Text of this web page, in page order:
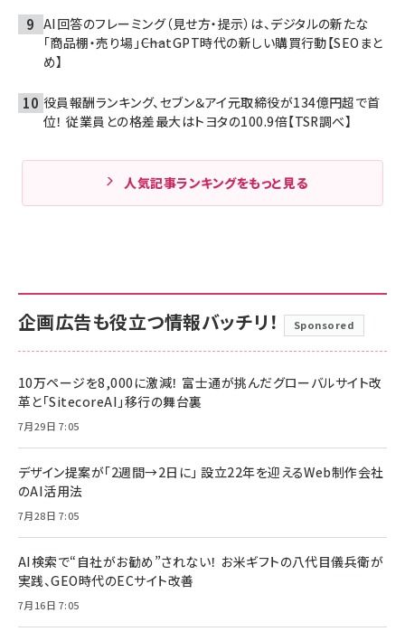
AI回答のフレーミング（見せ方・提示）は、デジタルの新たな
「商品棚・売り場」――ChatGPT時代の新しい購買行動【SEOまと
め】
役員報酬ランキング、セブン＆アイ元取締役が134億円超で首
位！ 従業員との格差最大はトヨタの100.9倍【TSR調べ】
人気記事ランキングをもっと見る
企画広告も役立つ情報バッチリ！ Sponsored
10万ページを8,000に激減！ 富士通が挑んだグローバルサイト改
革と「SitecoreAI」移行の舞台裏
7月29日 7:05
デザイン提案が「2週間→2日に」 設立22年を迎えるWeb制作会社
のAI活用法
7月28日 7:05
AI検索で“自社がお勧め”されない！ お米ギフトの八代目儀兵衛が
実践、GEO時代のECサイト改善
7月16日 7:05